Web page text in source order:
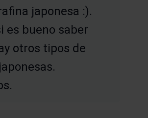
japonesa :).
es bueno saber
otros tipos de